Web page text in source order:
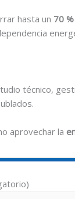
hasta un 70
técnico,
aprovechar la